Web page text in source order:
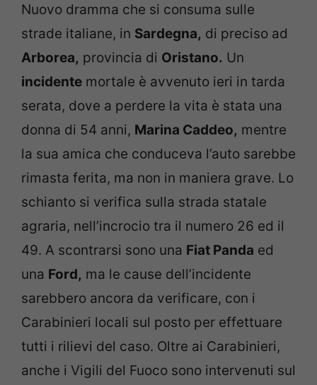
Nuovo dramma che si consuma sulle
strade italiane, in Sardegna, di preciso ad
Arborea, provincia di Oristano. Un
incidente mortale è avvenuto ieri in tarda
serata, dove a perdere la vita è stata una
donna di 54 anni, Marina Caddeo, mentre
la sua amica che conduceva l’auto sarebbe
rimasta ferita, ma non in maniera grave. Lo
schianto si verifica sulla strada statale
agraria, nell’incrocio tra il numero 26 ed il
49. A scontrarsi sono una Fiat Panda ed
una Ford, ma le cause dell’incidente
sarebbero ancora da verificare, con i
Carabinieri locali sul posto per effettuare
tutti i rilievi del caso. Oltre ai Carabinieri,
anche i Vigili del Fuoco sono intervenuti sul